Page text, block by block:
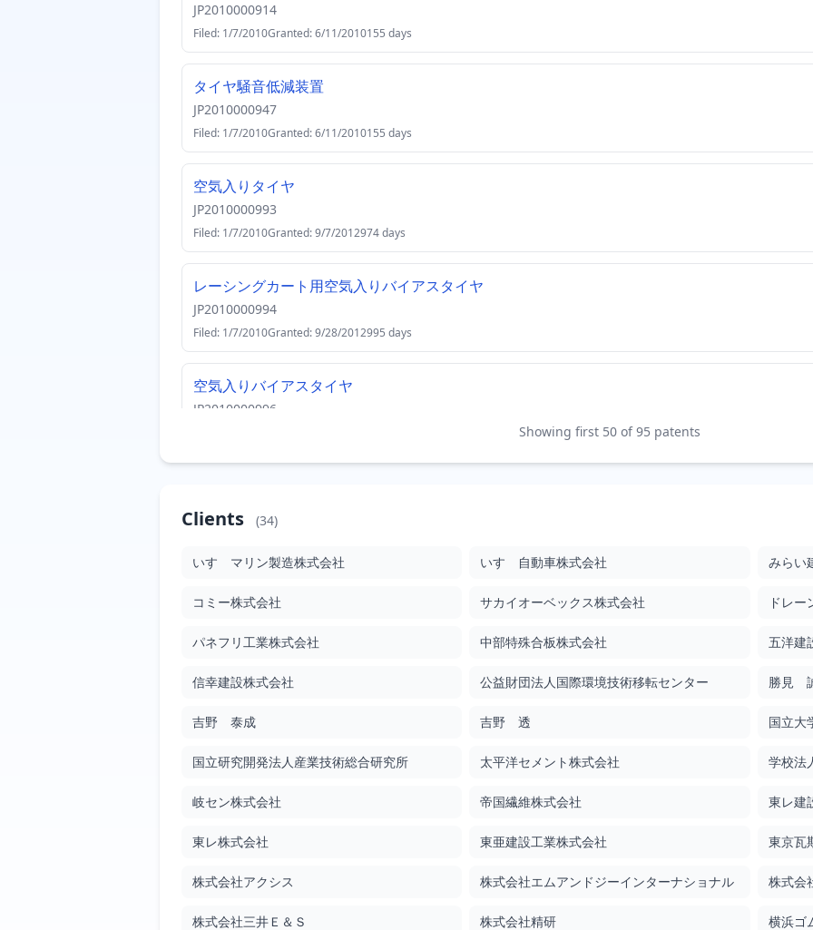
JP2010000914
Filed: 1/7/2010Granted: 6/11/2010155 days
タイヤ騒音低減装置
JP2010000947
Filed: 1/7/2010Granted: 6/11/2010155 days
空気入りタイヤ
JP2010000993
Filed: 1/7/2010Granted: 9/7/2012974 days
レーシングカート用空気入りバイアスタイヤ
JP2010000994
Filed: 1/7/2010Granted: 9/28/2012995 days
空気入りバイアスタイヤ
JP2010000996
JP2010001006
Filed: 1/7/2010 Granted: 5/2/2013
JP2010001426
ゴム組成物
Filed: 1/7/2010
JP2010001681
流体搬送用ホース
Showing first 50 of 95 patents
Clients (34)
いすゞマリン製造株式会社 いすゞ自動車株式会社 みらい
コミー株式会社 サカイオーベックス株式会社 ドレ
パネフリ工業株式会社 中部特殊合板株式会社 五洋建
信幸建設株式会社 公益財団法人国際環境技術移転センター 勝見
吉野 泰成 吉野 透 国立大
国立研究開発法人産業技術総合研究所 太平洋セメント株式会社 学校法
岐セン株式会社 帝国繊維株式会社 東レ建
東レ株式会社 東亜建設工業株式会社 東京瓦
株式会社アクシス 株式会社エムアンドジーインターナショナル 株式会
株式会社三井Ｅ＆Ｓ 株式会社精研 横浜ゴ